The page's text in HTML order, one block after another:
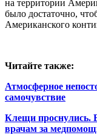
на территории
было достаточно,
Американского
Читайте также:
Атмосферное
самочувствие
Клещи проснулись.
врачам за